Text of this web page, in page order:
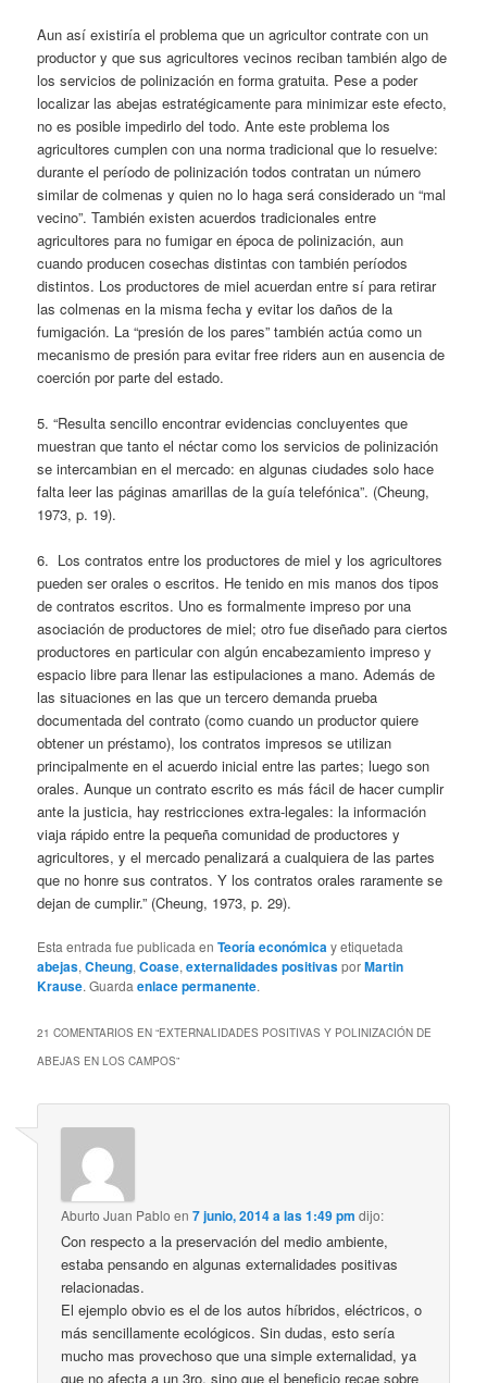
Aun así existiría el problema que un agricultor contrate con un
productor y que sus agricultores vecinos reciban también algo de
los servicios de polinización en forma gratuita. Pese a poder
localizar las abejas estratégicamente para minimizar este efecto,
no es posible impedirlo del todo. Ante este problema los
agricultores cumplen con una norma tradicional que lo resuelve:
durante el período de polinización todos contratan un número
similar de colmenas y quien no lo haga será considerado un “mal
vecino”. También existen acuerdos tradicionales entre
agricultores para no fumigar en época de polinización, aun
cuando producen cosechas distintas con también períodos
distintos. Los productores de miel acuerdan entre sí para retirar
las colmenas en la misma fecha y evitar los daños de la
fumigación. La “presión de los pares” también actúa como un
mecanismo de presión para evitar free riders aun en ausencia de
coerción por parte del estado.
5. “Resulta sencillo encontrar evidencias concluyentes que
muestran que tanto el néctar como los servicios de polinización
se intercambian en el mercado: en algunas ciudades solo hace
falta leer las páginas amarillas de la guía telefónica”. (Cheung,
1973, p. 19).
6. Los contratos entre los productores de miel y los agricultores
pueden ser orales o escritos. He tenido en mis manos dos tipos
de contratos escritos. Uno es formalmente impreso por una
asociación de productores de miel; otro fue diseñado para ciertos
productores en particular con algún encabezamiento impreso y
espacio libre para llenar las estipulaciones a mano. Además de
las situaciones en las que un tercero demanda prueba
documentada del contrato (como cuando un productor quiere
obtener un préstamo), los contratos impresos se utilizan
principalmente en el acuerdo inicial entre las partes; luego son
orales. Aunque un contrato escrito es más fácil de hacer cumplir
ante la justicia, hay restricciones extra-legales: la información
viaja rápido entre la pequeña comunidad de productores y
agricultores, y el mercado penalizará a cualquiera de las partes
que no honre sus contratos. Y los contratos orales raramente se
dejan de cumplir.” (Cheung, 1973, p. 29).
Esta entrada fue publicada enTeoría económicay etiquetada
abejas,Cheung,Coase,externalidades positivasporMartin
Krause. Guardaenlace permanente.
21 COMENTARIOS EN “EXTERNALIDADES POSITIVAS Y POLINIZACIÓN DE
ABEJAS EN LOS CAMPOS”
Aburto Juan Pablo en7 junio, 2014 a las 1:49 pm dijo:
Con respecto a la preservación del medio ambiente,
estaba pensando en algunas externalidades positivas
relacionadas.
El ejemplo obvio es el de los autos híbridos, eléctricos, o
más sencillamente ecológicos. Sin dudas, esto sería
mucho mas provechoso que una simple externalidad, ya
que no afecta a un 3ro, sino que el beneficio recae sobre